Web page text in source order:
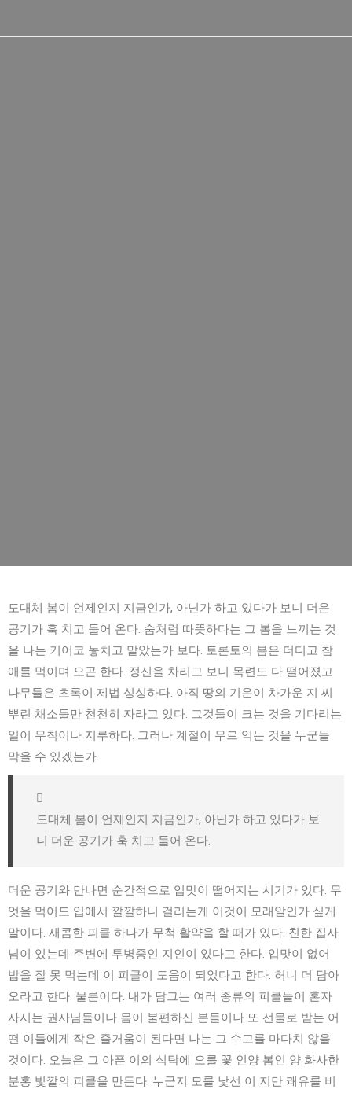
도대체 봄이 언제인지 지금인가, 아닌가 하고 있다가 보니 더운
공기가 훅 치고 들어 온다. 숨처럼 따뜻하다는 그 봄을 느끼는 것
을 나는 기어코 놓치고 말았는가 보다. 토론토의 봄은 더디고 참
애를 먹이며 오곤 한다. 정신을 차리고 보니 목련도 다 떨어졌고
나무들은 초록이 제법 싱싱하다. 아직 땅의 기온이 차가운 지 씨
뿌린 채소들만 천천히 자라고 있다. 그것들이 크는 것을 기다리는
일이 무척이나 지루하다. 그러나 계절이 무르 익는 것을 누군들
막을 수 있겠는가.
도대체 봄이 언제인지 지금인가, 아닌가 하고 있다가 보
니 더운 공기가 훅 치고 들어 온다.
더운 공기와 만나면 순간적으로 입맛이 떨어지는 시기가 있다. 무
엇을 먹어도 입에서 깔깔하니 걸리는게 이것이 모래알인가 싶게
말이다. 새콤한 피클 하나가 무척 활약을 할 때가 있다. 친한 집사
님이 있는데 주변에 투병중인 지인이 있다고 한다. 입맛이 없어
밥을 잘 못 먹는데 이 피클이 도움이 되었다고 한다. 허니 더 담아
오라고 한다. 물론이다. 내가 담그는 여러 종류의 피클들이 혼자
사시는 권사님들이나 몸이 불편하신 분들이나 또 선물로 받는 어
떤 이들에게 작은 즐거움이 된다면 나는 그 수고를 마다치 않을
것이다. 오늘은 그 아픈 이의 식탁에 오를 꽃 인양 봄인 양 화사한
분홍 빛깔의 피클을 만든다. 누군지 모를 낯선 이 지만 쾌유를 비